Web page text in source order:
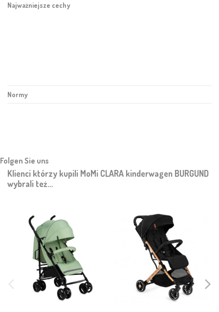
Najważniejsze cechy
Normy
Folgen Sie uns
Klienci którzy kupili MoMi CLARA kinderwagen BURGUND
wybrali też…